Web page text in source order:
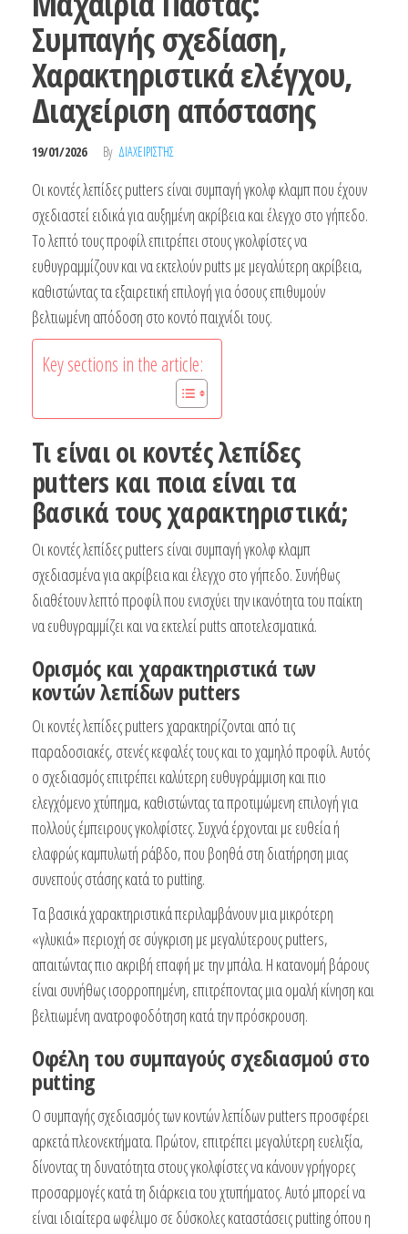
Συμπαγής σχεδίαση,
Χαρακτηριστικά ελέγχου,
Διαχείριση απόστασης
19/01/2026 By ΔΙΑΧΕΙΡΙΣΤΉΣ
Οι κοντές λεπίδες putters είναι συμπαγή γκολφ κλαμπ που έχουν
σχεδιαστεί ειδικά για αυξημένη ακρίβεια και έλεγχο στο γήπεδο.
Το λεπτό τους προφίλ επιτρέπει στους γκολφίστες να
ευθυγραμμίζουν και να εκτελούν putts με μεγαλύτερη ακρίβεια,
καθιστώντας τα εξαιρετική επιλογή για όσους επιθυμούν
βελτιωμένη απόδοση στο κοντό παιχνίδι τους.
Key sections in the article:
Τι είναι οι κοντές λεπίδες
putters και ποια είναι τα
βασικά τους χαρακτηριστικά;
Οι κοντές λεπίδες putters είναι συμπαγή γκολφ κλαμπ
σχεδιασμένα για ακρίβεια και έλεγχο στο γήπεδο. Συνήθως
διαθέτουν λεπτό προφίλ που ενισχύει την ικανότητα του παίκτη
να ευθυγραμμίζει και να εκτελεί putts αποτελεσματικά.
Ορισμός και χαρακτηριστικά των
κοντών λεπίδων putters
Οι κοντές λεπίδες putters χαρακτηρίζονται από τις
παραδοσιακές, στενές κεφαλές τους και το χαμηλό προφίλ. Αυτός
ο σχεδιασμός επιτρέπει καλύτερη ευθυγράμμιση και πιο
ελεγχόμενο χτύπημα, καθιστώντας τα προτιμώμενη επιλογή για
πολλούς έμπειρους γκολφίστες. Συχνά έρχονται με ευθεία ή
ελαφρώς καμπυλωτή ράβδο, που βοηθά στη διατήρηση μιας
συνεπούς στάσης κατά το putting.
Τα βασικά χαρακτηριστικά περιλαμβάνουν μια μικρότερη
«γλυκιά» περιοχή σε σύγκριση με μεγαλύτερους putters,
απαιτώντας πιο ακριβή επαφή με την μπάλα. Η κατανομή βάρους
είναι συνήθως ισορροπημένη, επιτρέποντας μια ομαλή κίνηση και
βελτιωμένη ανατροφοδότηση κατά την πρόσκρουση.
Οφέλη του συμπαγούς σχεδιασμού στο
putting
Ο συμπαγής σχεδιασμός των κοντών λεπίδων putters προσφέρει
αρκετά πλεονεκτήματα. Πρώτον, επιτρέπει μεγαλύτερη ευελιξία,
δίνοντας τη δυνατότητα στους γκολφίστες να κάνουν γρήγορες
προσαρμογές κατά τη διάρκεια του χτυπήματος. Αυτό μπορεί να
είναι ιδιαίτερα ωφέλιμο σε δύσκολες καταστάσεις putting όπου η